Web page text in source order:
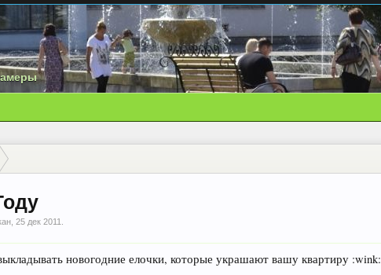
25 дек 2011
новогодние елочки, которые украшают вашу квартиру :wink: